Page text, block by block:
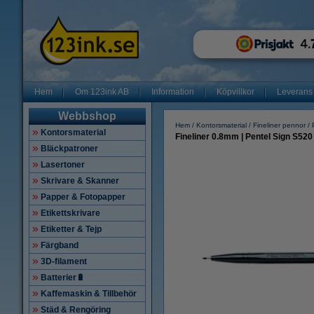
Hem Om 123ink AB Information Köpvillkor Leverans
Webbshop
Kontorsmaterial
Bläckpatroner
Lasertoner
Skrivare & Skanner
Papper & Fotopapper
Etikettskrivare
Etiketter & Tejp
Färgband
3D-filament
Batterier🔋
Kaffemaskin & Tillbehör
Städ & Rengöring
Hem Kontorsmaterial Fineliner pennor
Fineliner 0.8mm | Pentel Sign